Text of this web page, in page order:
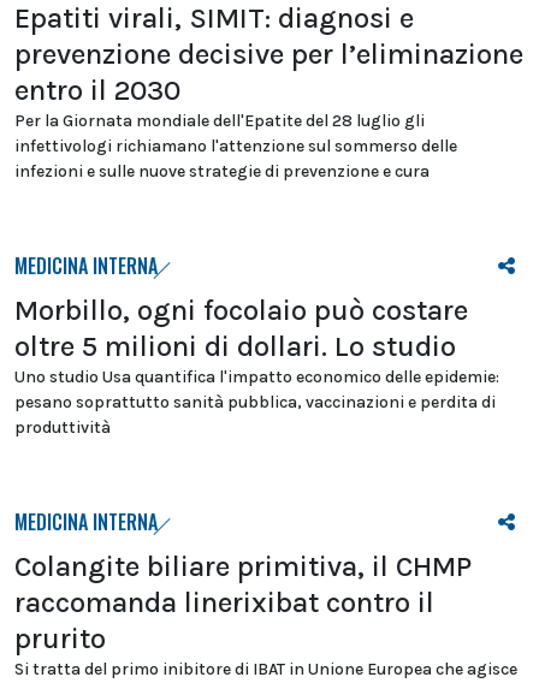
Epatiti virali, SIMIT: diagnosi e
prevenzione decisive per l’eliminazione
entro il 2030
Per la Giornata mondiale dell'Epatite del 28 luglio gli
infettivologi richiamano l'attenzione sul sommerso delle
infezioni e sulle nuove strategie di prevenzione e cura
MEDICINA INTERNA
Morbillo, ogni focolaio può costare
oltre 5 milioni di dollari. Lo studio
Uno studio Usa quantifica l'impatto economico delle epidemie:
pesano soprattutto sanità pubblica, vaccinazioni e perdita di
produttività
MEDICINA INTERNA
Colangite biliare primitiva, il CHMP
raccomanda linerixibat contro il
prurito
Si tratta del primo inibitore di IBAT in Unione Europea che agisce